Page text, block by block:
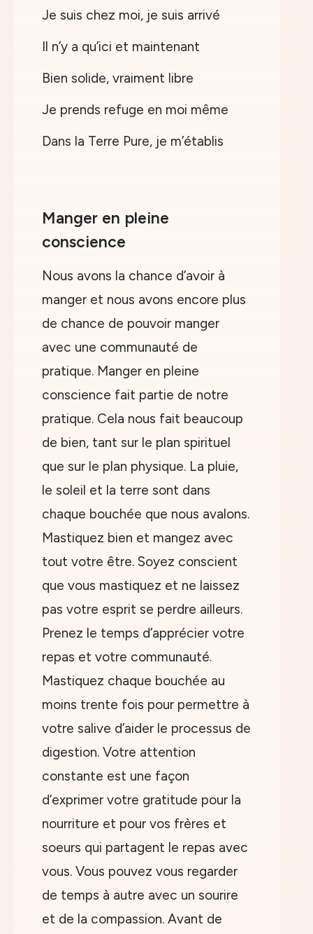
Je suis chez moi, je suis arrivé
Il n’y a qu’ici et maintenant
Bien solide, vraiment libre
Je prends refuge en moi même
Dans la Terre Pure, je m’établis
Manger en pleine
conscience
Nous avons la chance d’avoir à
manger et nous avons encore plus
de chance de pouvoir manger
avec une communauté de
pratique. Manger en pleine
conscience fait partie de notre
pratique. Cela nous fait beaucoup
de bien, tant sur le plan spirituel
que sur le plan physique. La pluie,
le soleil et la terre sont dans
chaque bouchée que nous avalons.
Mastiquez bien et mangez avec
tout votre être. Soyez conscient
que vous mastiquez et ne laissez
pas votre esprit se perdre ailleurs.
Prenez le temps d’apprécier votre
repas et votre communauté.
Mastiquez chaque bouchée au
moins trente fois pour permettre à
votre salive d’aider le processus de
digestion. Votre attention
constante est une façon
d’exprimer votre gratitude pour la
nourriture et pour vos frères et
soeurs qui partagent le repas avec
vous. Vous pouvez vous regarder
de temps à autre avec un sourire
et de la compassion. Avant de